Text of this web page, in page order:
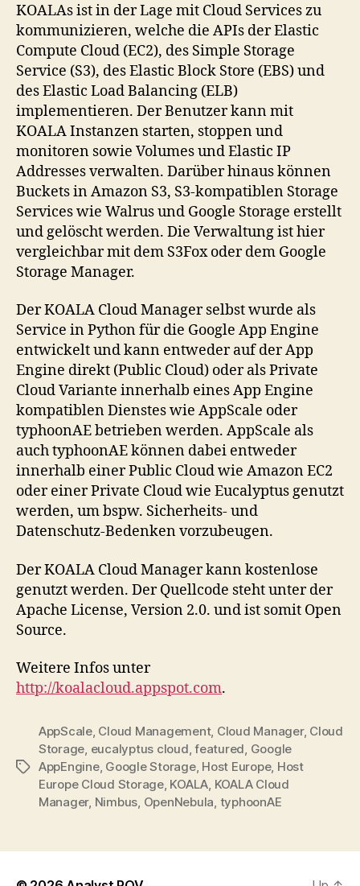
KOALAs ist in der Lage mit Cloud Services zu
kommunizieren, welche die APIs der Elastic
Compute Cloud (EC2), des Simple Storage
Service (S3), des Elastic Block Store (EBS) und
des Elastic Load Balancing (ELB)
implementieren. Der Benutzer kann mit
KOALA Instanzen starten, stoppen und
monitoren sowie Volumes und Elastic IP
Addresses verwalten. Darüber hinaus können
Buckets in Amazon S3, S3-kompatiblen Storage
Services wie Walrus und Google Storage erstellt
und gelöscht werden. Die Verwaltung ist hier
vergleichbar mit dem S3Fox oder dem Google
Storage Manager.
Der KOALA Cloud Manager selbst wurde als
Service in Python für die Google App Engine
entwickelt und kann entweder auf der App
Engine direkt (Public Cloud) oder als Private
Cloud Variante innerhalb eines App Engine
kompatiblen Dienstes wie AppScale oder
typhoonAE betrieben werden. AppScale als
auch typhoonAE können dabei entweder
innerhalb einer Public Cloud wie Amazon EC2
oder einer Private Cloud wie Eucalyptus genutzt
werden, um bspw. Sicherheits- und
Datenschutz-Bedenken vorzubeugen.
Der KOALA Cloud Manager kann kostenlose
genutzt werden. Der Quellcode steht unter der
Apache License, Version 2.0. und ist somit Open
Source.
Weitere Infos unter
http://koalacloud.appspot.com.
Tags
AppScale, Cloud Management, Cloud Manager, Cloud
Storage, eucalyptus cloud,featured, Google
AppEngine, Google Storage, Host Europe, Host
Europe Cloud Storage, KOALA, KOALA Cloud
Manager, Nimbus, OpenNebula, typhoonAE